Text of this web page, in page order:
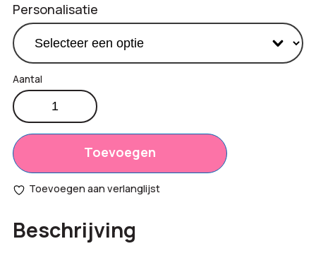
Personalisatie
Productprijs:
Totaal
opties:
€0,00
totaal:
Projectiewekker
aantal
Toevoegen
Toevoegen aan verlanglijst
Beschrijving